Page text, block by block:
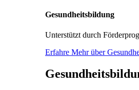
Gesundheitsbildung
Unterstützt durch
Erfahre Mehr über